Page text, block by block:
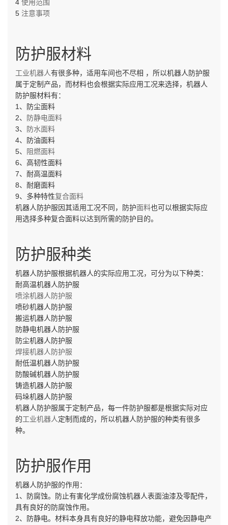
4 使用范围
5 注意事项
防护服材料
工业机器人有很多种，适用车间也不尽相 ，所以机器人防护服
属于定制产品，而材料也会根据实际应用工况来选择，机器人
防护服材料有：
1、防尘面料
2、
防静电面料
3、
防水面料
4、防油面料
5、
阻燃面料
6、高韧性面料
7、耐高温面料
8、耐磨面料
9、多种特性复合面料
机器人防护服因其适用工况不同，防护面料也可以根据实际应
用选择多种复合面料以达到所需的防护目的。
防护服种类
机器人防护服根据机器人的实际应用工况，可分为以下种类：
耐高温机器人防护服
喷涂机器人防护服
喷砂机器人防护服
搬运机器人防护服
防静电机器人防护服
防尘机器人防护服
焊接机器人防护服
耐低温机器人防护服
防酸碱机器人防护服
铸造机器人防护服
码垛机器人防护服
机器人防护服属于定制产品，每一件防护服都是根据实际对应
的工业机器人定制而成的，所以机器人防护服的种类有很多
种。
防护服作用
机器人防护服的作用：
1、防腐蚀。防止有害化学成份腐蚀机器人表面油漆及零配件，
具有良好的防腐蚀作用。
2、防静电。材料本身具有良好的静电释放功能，避免因静电产